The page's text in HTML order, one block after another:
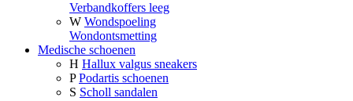
Verbandkoffers leeg
W Wondspoeling
Wondontsmetting
Medische schoenen
H Hallux valgus sneakers
P Podartis schoenen
S Scholl sandalen